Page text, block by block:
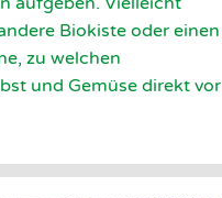
Biokiste oder einen
zu welchen
und Gemüse direkt vor